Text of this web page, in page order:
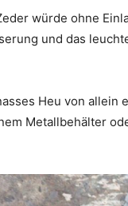
würde ohne
und das
Heu von allein
Metallbehälter